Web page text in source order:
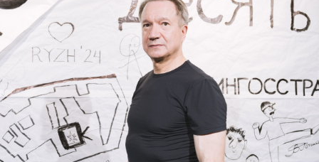
информационный
партнер
литературный
партнер
учредитель
и юридический партнер
трехгорная
мануфактура,
рочдельская 15с12а